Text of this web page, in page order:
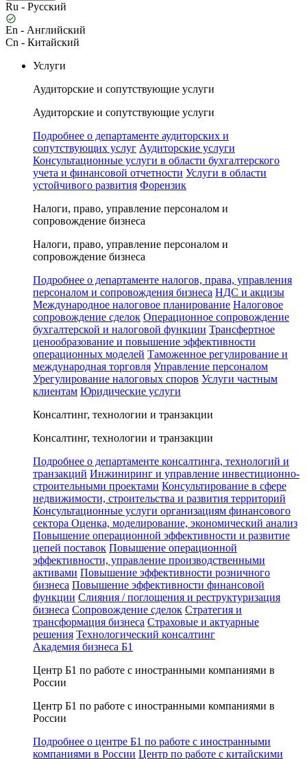
Ru - Русский
En - Английский
Cn - Китайский
Услуги
Аудиторские и сопутствующие услуги
Аудиторские и сопутствующие услуги
Подробнее о департаменте аудиторских и
сопутствующих услуг Аудиторские услуги
Консультационные услуги в области бухгалтерского
учета и финансовой отчетности Услуги в области
устойчивого развития Форензик
Налоги, право, управление персоналом и
сопровождение бизнеса
Налоги, право, управление персоналом и
сопровождение бизнеса
Подробнее о департаменте налогов, права, управления
персоналом и сопровождения бизнеса НДС и акцизы
Международное налоговое планирование Налоговое
сопровождение сделок Операционное сопровождение
бухгалтерской и налоговой функции Трансфертное
ценообразование и повышение эффективности
операционных моделей Таможенное регулирование и
международная торговля Управление персоналом
Урегулирование налоговых споров Услуги частным
клиентам Юридические услуги
Консалтинг, технологии и транзакции
Консалтинг, технологии и транзакции
Подробнее о департаменте консалтинга, технологий и
транзакций Инжиниринг и управление инвестиционно-
строительными проектами Консультирование в сфере
недвижимости, строительства и развития территорий
Консультационные услуги организациям финансового
сектора Оценка, моделирование, экономический анализ
Повышение операционной эффективности и развитие
цепей поставок Повышение операционной
эффективности, управление производственными
активами Повышение эффективности розничного
бизнеса Повышение эффективности финансовой
функции Слияния / поглощения и реструктуризация
бизнеса Сопровождение сделок Стратегия и
трансформация бизнеса Страховые и актуарные
решения Технологический консалтинг
Академия бизнеса Б1
Центр Б1 по работе с иностранными компаниями в
России
Центр Б1 по работе с иностранными компаниями в
России
Подробнее о центре Б1 по работе с иностранными
компаниями в России Центр по работе с китайскими